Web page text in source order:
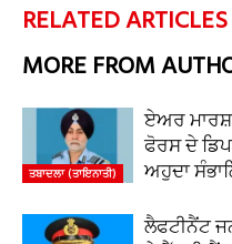
RELATED ARTICLES
MORE FROM
ਤਬਾਦਲਾ (ਤਾਇਨਾਤੀ)
ਏਅਰ
ਫੋਰਸ ਦੇ
ਅਹੁਦਾ
ਲੈਫਟੀਨੈਂਟ